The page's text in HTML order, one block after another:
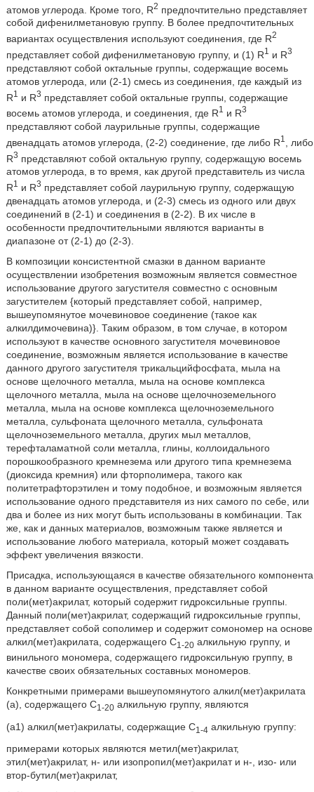
атомов углерода. Кроме того, R2 предпочтительно представляет
собой дифенилметановую группу. В более предпочтительных
вариантах осуществления используют соединения, где R2
представляет собой дифенилметановую группу, и (1) R1 и R3
представляют собой октальные группы, содержащие восемь
атомов углерода, или (2-1) смесь из соединения, где каждый из
R1 и R3 представляет собой октальные группы, содержащие
восемь атомов углерода, и соединения, где R1 и R3
представляют собой лаурильные группы, содержащие
двенадцать атомов углерода, (2-2) соединение, где либо R1
, либо
R3 представляют собой октальную группу, содержащую восемь
атомов углерода, в то время, как другой представитель из числа
R1 и R3 представляет собой лаурильную группу, содержащую
двенадцать атомов углерода, и (2-3) смесь из одного или двух
соединений в (2-1) и соединения в (2-2). В их числе в
особенности предпочтительными являются варианты в
диапазоне от (2-1) до (2-3).
В композиции консистентной смазки в данном варианте
осуществлении изобретения возможным является совместное
использование другого загустителя совместно с основным
загустителем {который представляет собой, например,
вышеупомянутое мочевиновое соединение (такое как
алкилдимочевина)}. Таким образом, в том случае, в котором
используют в качестве основного загустителя мочевиновое
соединение, возможным является использование в качестве
данного другого загустителя трикальцийфосфата, мыла на
основе щелочного металла, мыла на основе комплекса
щелочного металла, мыла на основе щелочноземельного
металла, мыла на основе комплекса щелочноземельного
металла, сульфоната щелочного металла, сульфоната
щелочноземельного металла, других мыл металлов,
терефталаматной соли металла, глины, коллоидального
порошкообразного кремнезема или другого типа кремнезема
(диоксида кремния) или фторполимера, такого как
политетрафторэтилен и тому подобное, и возможным является
использование одного представителя из них самого по себе, или
два и более из них могут быть использованы в комбинации. Так
же, как и данных материалов, возможным также является и
использование любого материала, который может создавать
эффект увеличения вязкости.
Присадка, использующаяся в качестве обязательного компонента
в данном варианте осуществления, представляет собой
поли(мет)акрилат, который содержит гидроксильные группы.
Данный поли(мет)акрилат, содержащий гидроксильные группы,
представляет собой сополимер и содержит сомономер на основе
алкил(мет)акрилата, содержащего C1-20алкильную группу, и
винильного мономера, содержащего гидроксильную группу, в
качестве своих обязательных составных мономеров.
Конкретными примерами вышеупомянутого алкил(мет)акрилата
(а), содержащего С1-20алкильную группу, являются
(a1) алкил(мет)акрилаты, содержащие C1-4 алкильную группу:
примерами которых являются метил(мет)акрилат,
этил(мет)акрилат, н- или изопропил(мет)акрилат и н-, изо- или
втор-бутил(мет)акрилат,